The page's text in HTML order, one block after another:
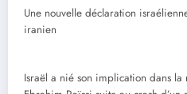
Une nouvelle déclaration
iranien
Israël a nié son implication dans